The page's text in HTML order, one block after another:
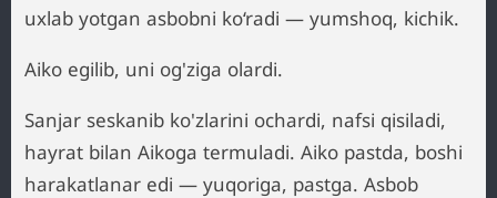
uxlab yotgan asbobni ko‘radi — yumshoq, kichik.
Aiko egilib, uni og'ziga olardi.
Sanjar seskanib ko'zlarini ochardi, nafsi qisiladi,
hayrat bilan Aikoga termuladi. Aiko pastda, boshi
harakatlanar edi — yuqoriga, pastga. Asbob